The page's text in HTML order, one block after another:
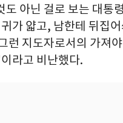
도 아닌 걸로 보는 대통
가 얇고, 남한테 뒤집
런 지도자로서의 가져
라고 비난했다.